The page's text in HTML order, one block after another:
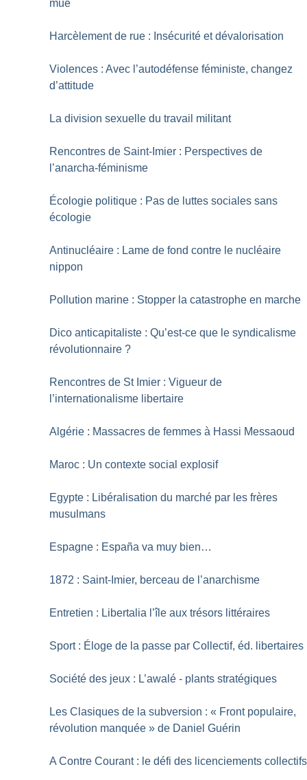
mue
Harcèlement de rue : Insécurité et dévalorisation
Violences : Avec l’autodéfense féministe, changez
d’attitude
La division sexuelle du travail militant
Rencontres de Saint-Imier : Perspectives de
l’anarcha-féminisme
Écologie politique : Pas de luttes sociales sans
écologie
Antinucléaire : Lame de fond contre le nucléaire
nippon
Pollution marine : Stopper la catastrophe en marche
Dico anticapitaliste : Qu’est-ce que le syndicalisme
révolutionnaire ?
Rencontres de St Imier : Vigueur de
l’internationalisme libertaire
Algérie : Massacres de femmes à Hassi Messaoud
Maroc : Un contexte social explosif
Egypte : Libéralisation du marché par les frères
musulmans
Espagne : España va muy bien…
1872 : Saint-Imier, berceau de l’anarchisme
Entretien : Libertalia l’île aux trésors littéraires
Sport : Éloge de la passe par Collectif, éd. libertaires
Société des jeux : L’awalé - plants stratégiques
Les Clasiques de la subversion : « Front populaire,
révolution manquée » de Daniel Guérin
A Contre Courant : le défi des licenciements collectifs